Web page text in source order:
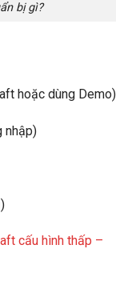
bị gì?
hoặc dùng Demo)
nhập)
cấu hình thấp –